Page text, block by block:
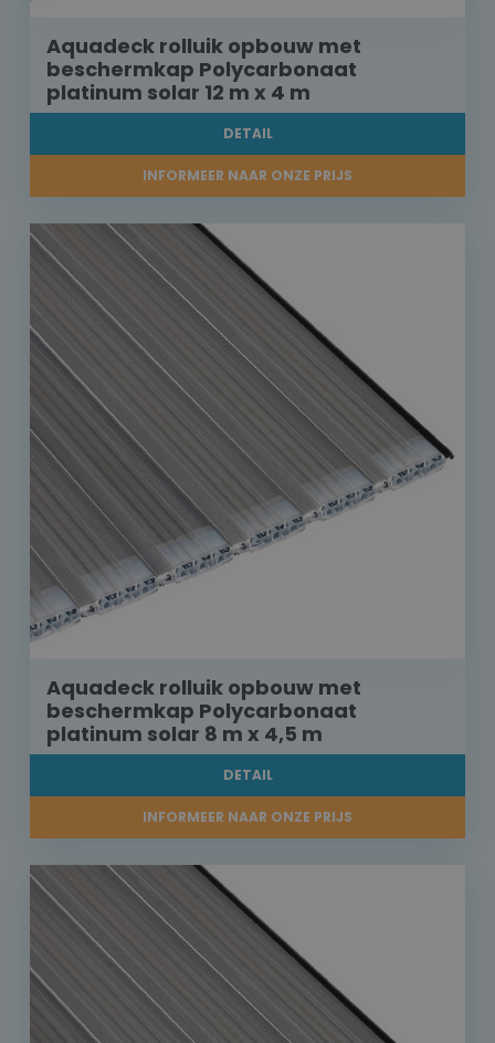
Aquadeck rolluik opbouw met
beschermkap Polycarbonaat
platinum solar 12 m x 4 m
DETAIL
INFORMEER NAAR ONZE PRIJS
Aquadeck rolluik opbouw met
beschermkap Polycarbonaat
platinum solar 8 m x 4,5 m
DETAIL
INFORMEER NAAR ONZE PRIJS